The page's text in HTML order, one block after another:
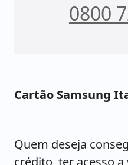
0800
Cartão Samsung
Quem deseja
crédito, ter acesso